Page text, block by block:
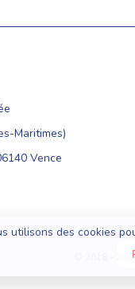
Maritimes)
Vence
© 2018 -
utilisons des cookies